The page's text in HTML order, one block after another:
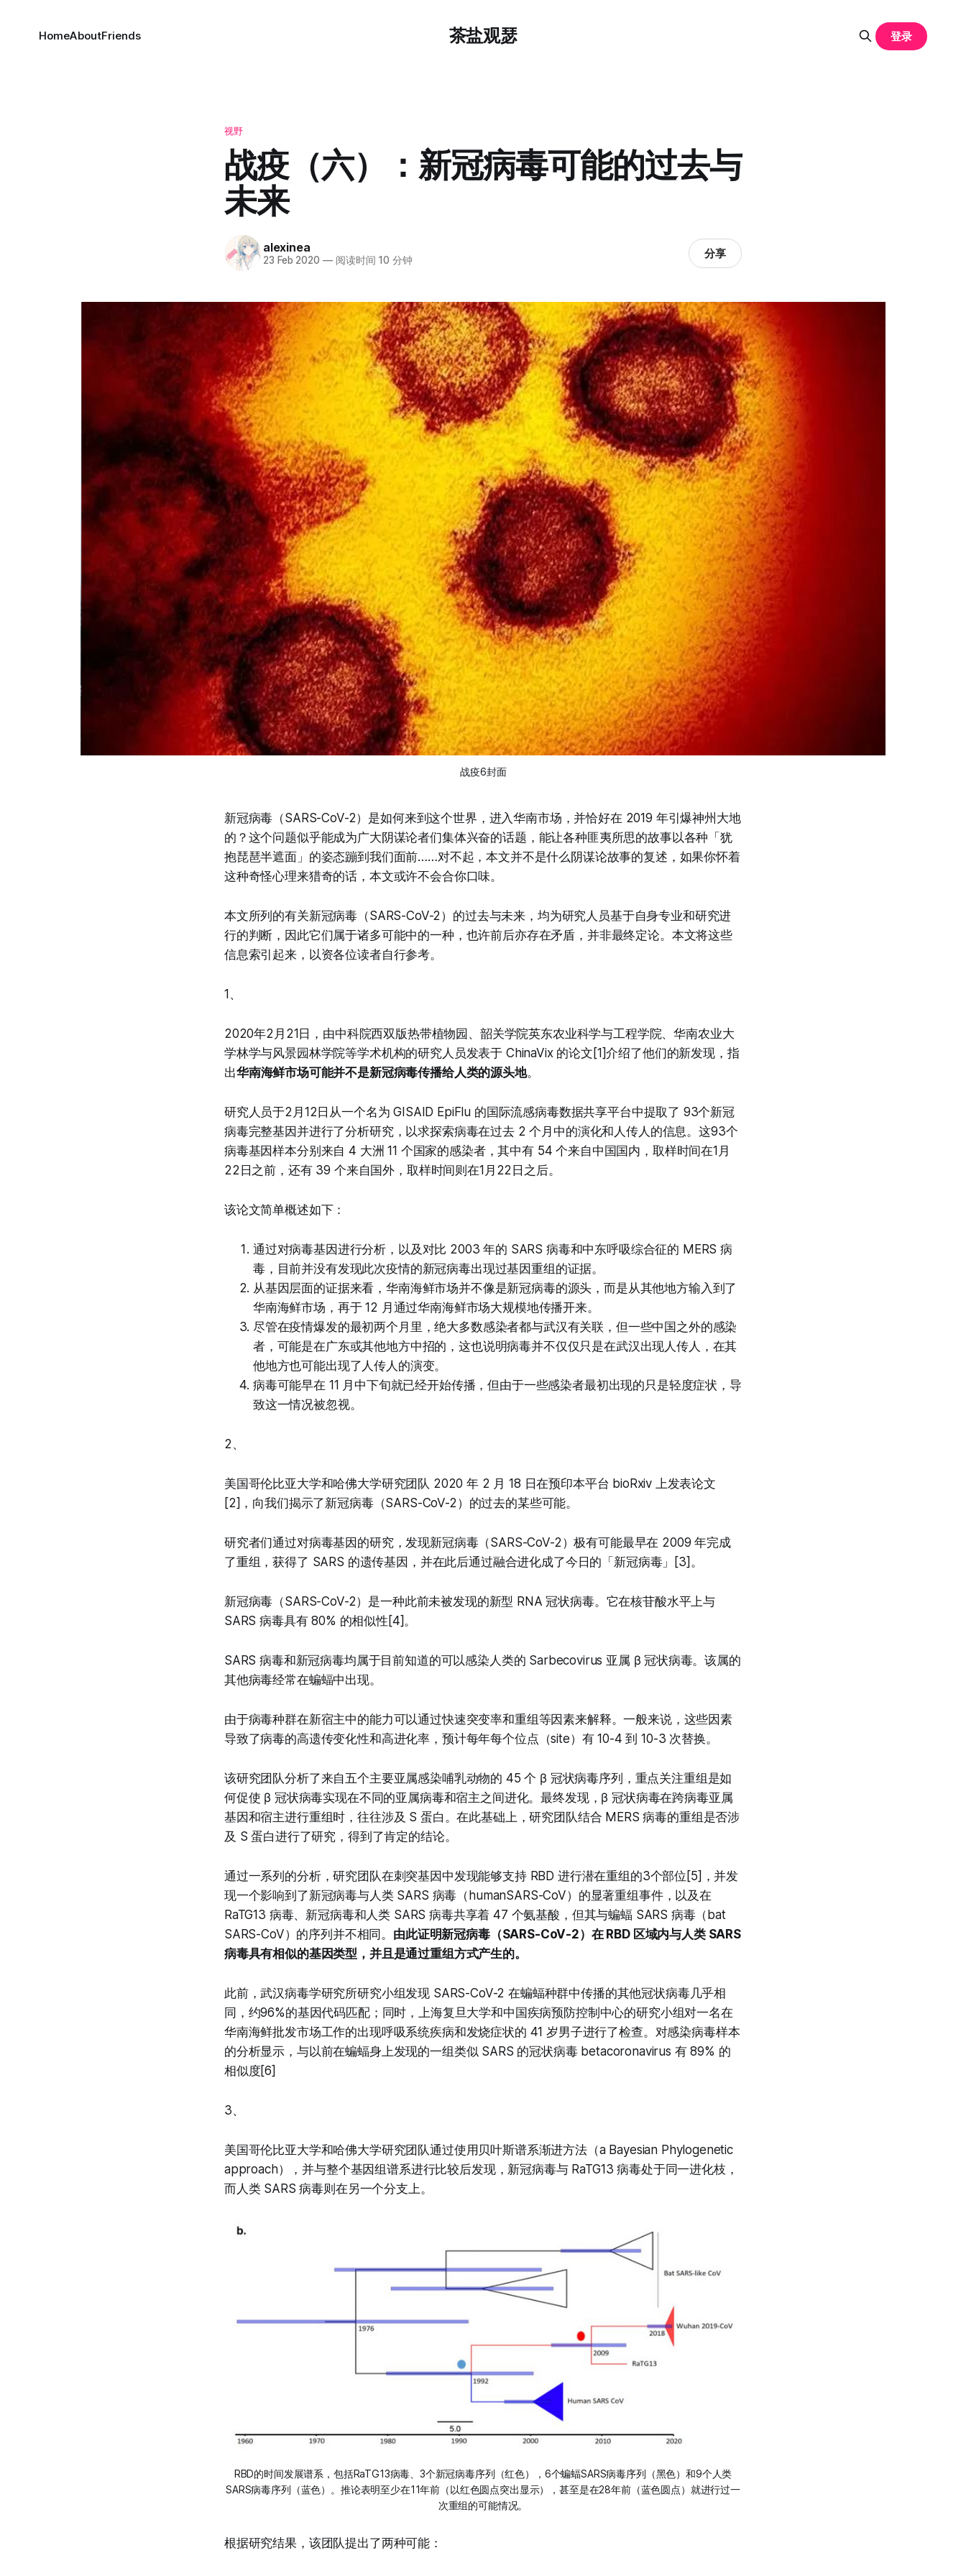
茶盐观瑟
HomeAboutFriends 登录
视野
战疫（六）：新冠病毒可能的过去与
未来
alexinea
23 Feb 2020 —阅读时间 10 分钟 分享
战疫6封面
新冠病毒（SARS-CoV-2）是如何来到这个世界，进入华南市场，并恰好在 2019 年引爆神州大地
的？这个问题似乎能成为广大阴谋论者们集体兴奋的话题，能让各种匪夷所思的故事以各种「犹
抱琵琶半遮面」的姿态蹦到我们面前……对不起，本文并不是什么阴谋论故事的复述，如果你怀着
这种奇怪心理来猎奇的话，本文或许不会合你口味。
本文所列的有关新冠病毒（SARS-CoV-2）的过去与未来，均为研究人员基于自身专业和研究进
行的判断，因此它们属于诸多可能中的一种，也许前后亦存在矛盾，并非最终定论。本文将这些
信息索引起来，以资各位读者自行参考。
1、
2020年2月21日，由中科院西双版热带植物园、韶关学院英东农业科学与工程学院、华南农业大
学林学与风景园林学院等学术机构的研究人员发表于 ChinaVix 的论文[1]介绍了他们的新发现，指
出华南海鲜市场可能并不是新冠病毒传播给人类的源头地。
研究人员于2月12日从一个名为 GISAID EpiFlu 的国际流感病毒数据共享平台中提取了 93个新冠
病毒完整基因并进行了分析研究，以求探索病毒在过去 2 个月中的演化和人传人的信息。这93个
病毒基因样本分别来自 4 大洲 11 个国家的感染者，其中有 54 个来自中国国内，取样时间在1月
22日之前，还有 39 个来自国外，取样时间则在1月22日之后。
该论文简单概述如下：
通过对病毒基因进行分析，以及对比 2003 年的 SARS 病毒和中东呼吸综合征的 MERS 病
毒，目前并没有发现此次疫情的新冠病毒出现过基因重组的证据。
从基因层面的证据来看，华南海鲜市场并不像是新冠病毒的源头，而是从其他地方输入到了
华南海鲜市场，再于 12 月通过华南海鲜市场大规模地传播开来。
尽管在疫情爆发的最初两个月里，绝大多数感染者都与武汉有关联，但一些中国之外的感染
者，可能是在广东或其他地方中招的，这也说明病毒并不仅仅只是在武汉出现人传人，在其
他地方也可能出现了人传人的演变。
病毒可能早在 11 月中下旬就已经开始传播，但由于一些感染者最初出现的只是轻度症状，导
致这一情况被忽视。
2、
美国哥伦比亚大学和哈佛大学研究团队 2020 年 2 月 18 日在预印本平台 bioRxiv 上发表论文
[2]，向我们揭示了新冠病毒（SARS-CoV-2）的过去的某些可能。
研究者们通过对病毒基因的研究，发现新冠病毒（SARS-CoV-2）极有可能最早在 2009 年完成
了重组，获得了 SARS 的遗传基因，并在此后通过融合进化成了今日的「新冠病毒」[3]。
新冠病毒（SARS-CoV-2）是一种此前未被发现的新型 RNA 冠状病毒。它在核苷酸水平上与
SARS 病毒具有 80% 的相似性[4]。
SARS 病毒和新冠病毒均属于目前知道的可以感染人类的 Sarbecovirus 亚属 β 冠状病毒。该属的
其他病毒经常在蝙蝠中出现。
由于病毒种群在新宿主中的能力可以通过快速突变率和重组等因素来解释。一般来说，这些因素
导致了病毒的高遗传变化性和高进化率，预计每年每个位点（site）有 10-4 到 10-3 次替换。
该研究团队分析了来自五个主要亚属感染哺乳动物的 45 个 β 冠状病毒序列，重点关注重组是如
何促使 β 冠状病毒实现在不同的亚属病毒和宿主之间进化。最终发现，β 冠状病毒在跨病毒亚属
基因和宿主进行重组时，往往涉及 S 蛋白。在此基础上，研究团队结合 MERS 病毒的重组是否涉
及 S 蛋白进行了研究，得到了肯定的结论。
通过一系列的分析，研究团队在刺突基因中发现能够支持 RBD 进行潜在重组的3个部位[5]，并发
现一个影响到了新冠病毒与人类 SARS 病毒（humanSARS-CoV）的显著重组事件，以及在
RaTG13 病毒、新冠病毒和人类 SARS 病毒共享着 47 个氨基酸，但其与蝙蝠 SARS 病毒（bat
SARS-CoV）的序列并不相同。 由此证明新冠病毒（SARS-CoV-2）在 RBD 区域内与人类 SARS
病毒具有相似的基因类型，并且是通过重组方式产生的。
此前，武汉病毒学研究所研究小组发现 SARS-CoV-2 在蝙蝠种群中传播的其他冠状病毒几乎相
同，约96%的基因代码匹配；同时，上海复旦大学和中国疾病预防控制中心的研究小组对一名在
华南海鲜批发市场工作的出现呼吸系统疾病和发烧症状的 41 岁男子进行了检查。对感染病毒样本
的分析显示，与以前在蝙蝠身上发现的一组类似 SARS 的冠状病毒 betacoronavirus 有 89% 的
相似度[6]
3、
美国哥伦比亚大学和哈佛大学研究团队通过使用贝叶斯谱系渐进方法（a Bayesian Phylogenetic
approach），并与整个基因组谱系进行比较后发现，新冠病毒与 RaTG13 病毒处于同一进化枝，
而人类 SARS 病毒则在另一个分支上。
RBD的时间发展谱系，包括RaTG13病毒、3个新冠病毒序列（红色），6个蝙蝠SARS病毒序列（黑色）和9个人类
SARS病毒序列（蓝色）。推论表明至少在11年前（以红色圆点突出显示），甚至是在28年前（蓝色圆点）就进行过一
次重组的可能情况。
根据研究结果，该团队提出了两种可能：